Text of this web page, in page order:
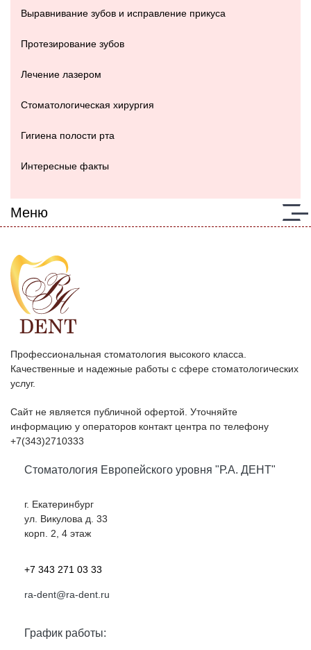
Выравнивание зубов и исправление прикуса
Протезирование зубов
Лечение лазером
Стоматологическая хирургия
Гигиена полости рта
Интересные факты
Меню
Профессиональная стоматология высокого класса.
Качественные и надежные работы с сфере стоматологических
услуг.
Сайт не является публичной офертой. Уточняйте
информацию у операторов контакт центра по телефону
+7(343)2710333
Стоматология Европейского уровня "Р.А. ДЕНТ"
г. Екатеринбург
ул. Викулова д. 33
корп. 2, 4 этаж
+7 343 271 03 33
ra-dent@ra-dent.ru
График работы: